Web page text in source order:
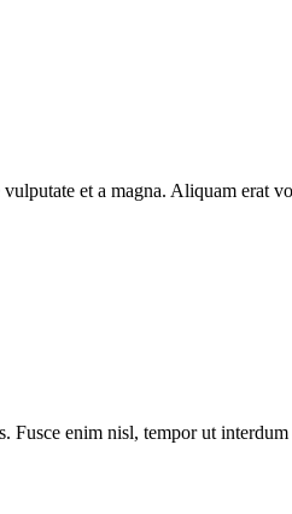
et a magna. Aliquam erat
Fusce enim nisl, tempor ut